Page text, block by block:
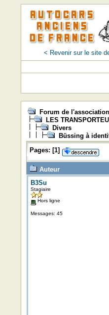
< Revenir sur le site
Forum de
LES
Divers
Büssing à
Pages: [1]
Auteur
B3Su
Stagiaire
Hors ligne
Messages: 45